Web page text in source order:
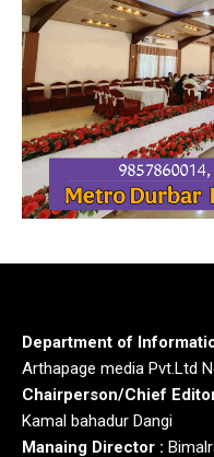
Department of
Arthapage media Pvt.Ltd
Chairperson/Chief
Kamal bahadur Dangi
Manaing Director :